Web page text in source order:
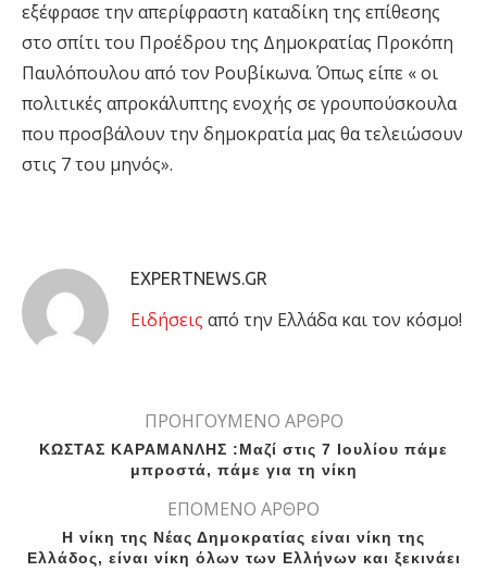
εξέφρασε την απερίφραστη καταδίκη της επίθεσης
στο σπίτι του Προέδρου της Δημοκρατίας Προκόπη
Παυλόπουλου από τον Ρουβίκωνα. Όπως είπε « οι
πολιτικές απροκάλυπτης ενοχής σε γρουπούσκουλα
που προσβάλουν την δημοκρατία μας θα τελειώσουν
στις 7 του μηνός».
EXPERTNEWS.GR
Eιδήσεις από την Ελλάδα και τον κόσμο!
ΠΡΟΗΓΟΥΜΕΝΟ ΑΡΘΡΟ
ΚΩΣΤΑΣ ΚΑΡΑΜΑΝΛΗΣ :Μαζί στις 7 Ιουλίου πάμε
μπροστά, πάμε για τη νίκη
ΕΠΟΜΕΝΟ ΑΡΘΡΟ
Η νίκη της Νέας Δημοκρατίας είναι νίκη της
Ελλάδος, είναι νίκη όλων των Ελλήνων και ξεκινάει